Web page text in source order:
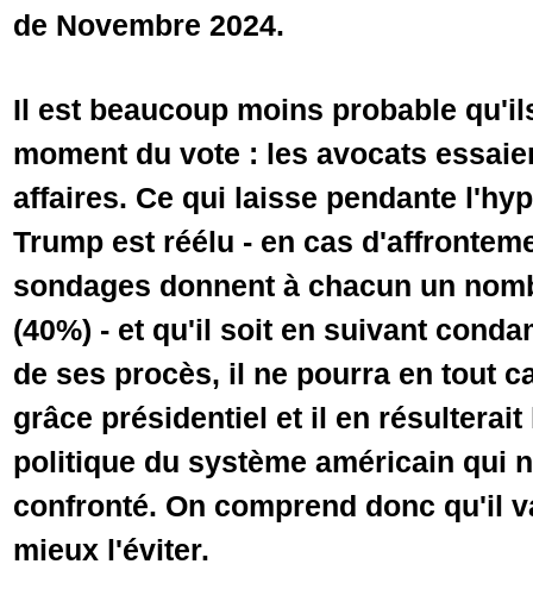
de Novembre 2024.
Il est beaucoup moins probable
moment du vote : les avocats
affaires. Ce qui laisse pendante
Trump est réélu - en cas
sondages donnent à chacun un
(40%) - et qu'il soit en suivant
de ses procès, il ne pourra en tout
grâce présidentiel et il en
politique du système américain qui
confronté. On comprend donc qu'il
mieux l'éviter.